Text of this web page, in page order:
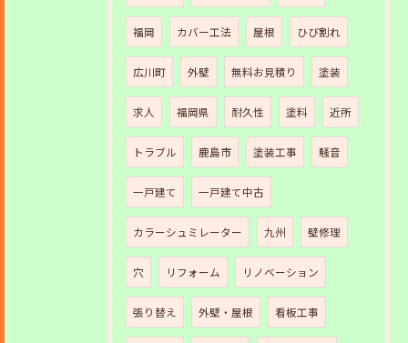
福岡 カバー工法 屋根 ひび割れ
広川町 外壁 無料お見積り 塗装
求人 福岡県 耐久性 塗料 近所
トラブル 鹿島市 塗装工事 騒音
一戸建て 一戸建て中古
カラーシュミレーター 九州 壁修理
穴 リフォーム リノベーション
張り替え 外壁・屋根 看板工事